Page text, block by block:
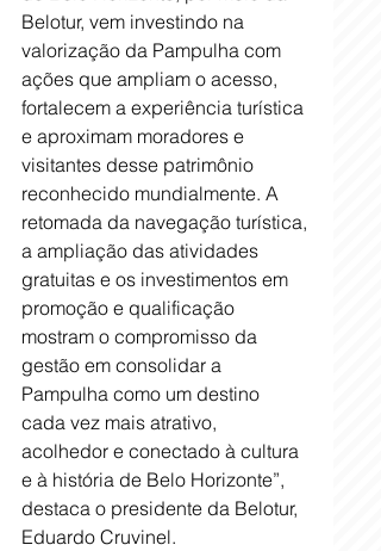
Belotur, vem investindo na
valorização da Pampulha com
ações que ampliam o acesso,
fortalecem a experiência turística
e aproximam moradores e
visitantes desse patrimônio
reconhecido mundialmente. A
retomada da navegação turística,
a ampliação das atividades
gratuitas e os investimentos em
promoção e qualificação
mostram o compromisso da
gestão em consolidar a
Pampulha como um destino
cada vez mais atrativo,
acolhedor e conectado à cultura
e à história de Belo Horizonte”,
destaca o presidente da Belotur,
Eduardo Cruvinel.